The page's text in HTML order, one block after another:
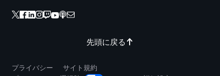
先頭に戻る
プライバシー
サイト規約